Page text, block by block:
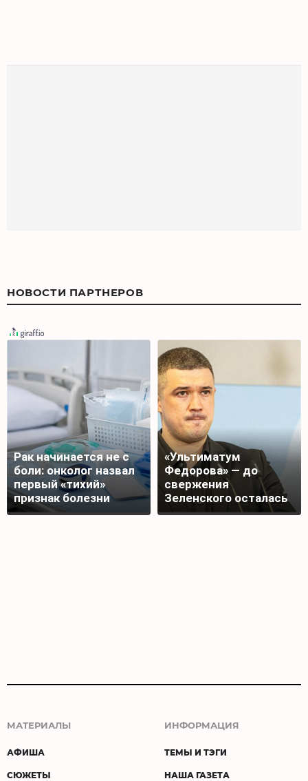
НОВОСТИ ПАРТНЕРОВ
Рак начинается не с
боли: онколог назвал
первый «тихий»
признак болезни
«Ультиматум
Федорова» — до
свержения
Зеленского осталась
десять дней?
МАТЕРИАЛЫ
АФИША
СЮЖЕТЫ
ИНФОРМАЦИЯ
ТЕМЫ И ТЭГИ
НАША ГАЗЕТА